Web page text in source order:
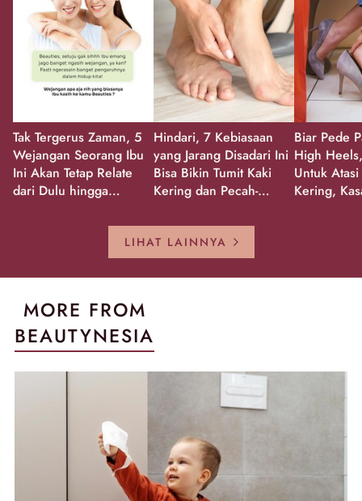
Tak Tergerus Zaman, 5
Wejangan Seorang Ibu
Ini Akan Tetap Relate
dari Dulu hingga
Hindari, 7 Kebiasaan
yang Jarang Disadari Ini
Bisa Bikin Tumit Kaki
Kering dan Pecah-
Biar Pede
High
Untuk
Kering,
LIHAT LAINNYA
MORE FROM
BEAUTYNESIA